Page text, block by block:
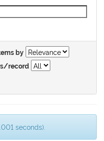
by
record
seconds).